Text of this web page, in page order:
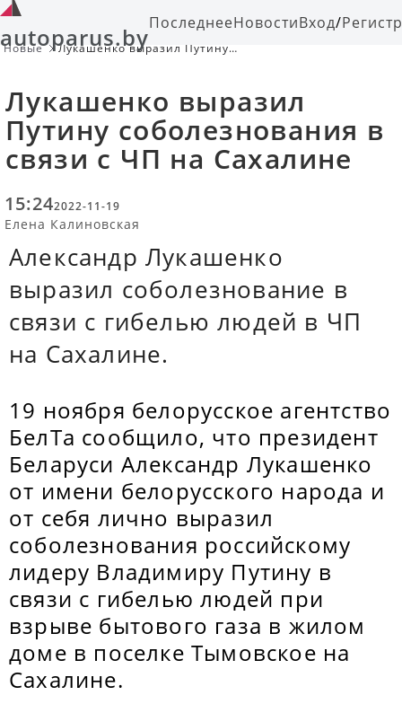
autoparus.byПоследнееНовостиВход/
Новые
Лукашенко выразил Путину
Лукашенко выразил
Путину соболезнования в
связи с ЧП на Сахалине
15:242022-11-19
Елена Калиновская
Александр Лукашенко
выразил соболезнование в
связи с гибелью людей в ЧП
на Сахалине.
19 ноября белорусское агентство
БелТа сообщило, что президент
Беларуси Александр Лукашенко
от имени белорусского народа и
от себя лично выразил
соболезнования российскому
лидеру Владимиру Путину в
связи с гибелью людей при
взрыве бытового газа в жилом
доме в поселке Тымовское на
Сахалине.